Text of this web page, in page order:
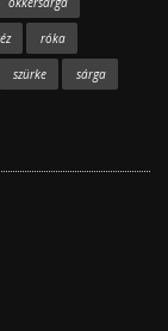
róka
szürke sárga